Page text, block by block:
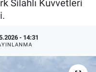
Silahlı Kuvvetleri
- 14:31